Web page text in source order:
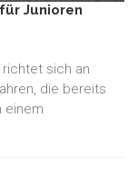
Junioren
richtet sich an
die bereits
einem